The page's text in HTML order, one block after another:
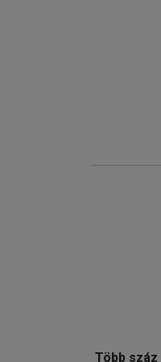
Több száz